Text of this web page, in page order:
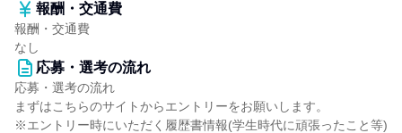
報酬・交通費
報酬・交通費
なし
応募・選考の流れ
応募・選考の流れ
まずはこちらのサイトからエントリーをお願いします。
※エントリー時にいただく履歴書情報(学生時代に頑張ったこと等)